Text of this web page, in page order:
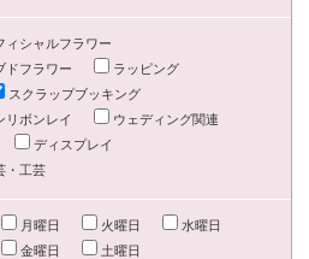
ィシャルフラワー
ドフラワー
ラッピング
スクラップブッキング
リボンレイ
ウェディング関連
ディスプレイ
・工芸
月曜日 火曜日
水曜日
金曜日 土曜日